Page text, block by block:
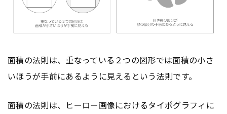
面積の法則は、重なっている２つの図形では面積の小さ
いほうが手前にあるように見えるという法則です。
面積の法則は、ヒーロー画像におけるタイポグラフィに